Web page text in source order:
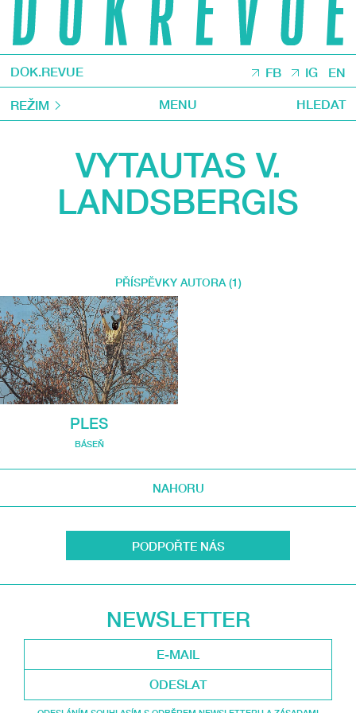
DOK.REVUE FB IG EN
REŽIM MENU HLEDAT
VYTAUTAS V.
LANDSBERGIS
PŘÍSPĚVKY AUTORA (1)
PLES
BÁSEŇ
NAHORU
PODPOŘTE NÁS
NEWSLETTER
ODESLAT